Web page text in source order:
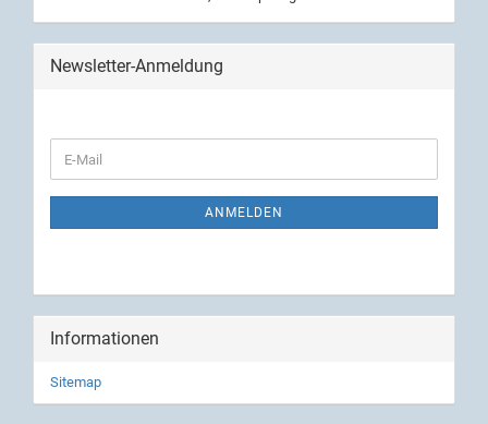
Newsletter-Anmeldung
ANMELDEN
Informationen
Sitemap